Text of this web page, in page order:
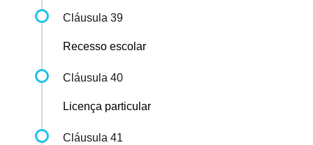
Cláusula 39
Recesso escolar
Cláusula 40
Licença particular
Cláusula 41